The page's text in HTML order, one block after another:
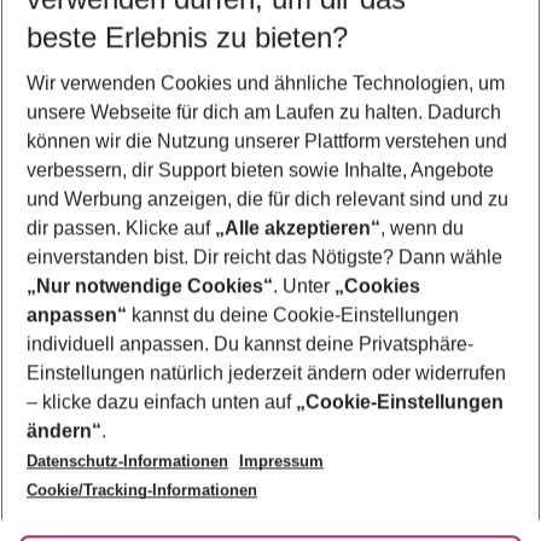
5-8 Nächte
2 Erwachsene Keine Kinder
Mehr Filter anzeigen
Footer
Footer navigation
Über uns
AGB
Bestpreisgarantie
Cookie-Einstellungen ändern
Cookie-Richtlinie
Agenturbetreuung
Barrierefreies Reisen
Folge uns
beste Erlebnis zu bieten?
Wir verwenden Cookies und ähnliche Technologien, um
unsere Webseite für dich am Laufen zu halten. Dadurch
können wir die Nutzung unserer Plattform verstehen und
verbessern, dir Support bieten sowie Inhalte, Angebote
und Werbung anzeigen, die für dich relevant sind und zu
dir passen. Klicke auf „Alle akzeptieren“, wenn du
einverstanden bist. Dir reicht das Nötigste? Dann wähle
„Nur notwendige Cookies“. Unter „Cookies
anpassen“ kannst du deine Cookie-Einstellungen
individuell anpassen. Du kannst deine Privatsphäre-
Einstellungen natürlich jederzeit ändern oder widerrufen
– klicke dazu einfach unten auf „Cookie-Einstellungen
ändern“.
Datenschutz-Informationen
Impressum
Cookie/Tracking-Informationen